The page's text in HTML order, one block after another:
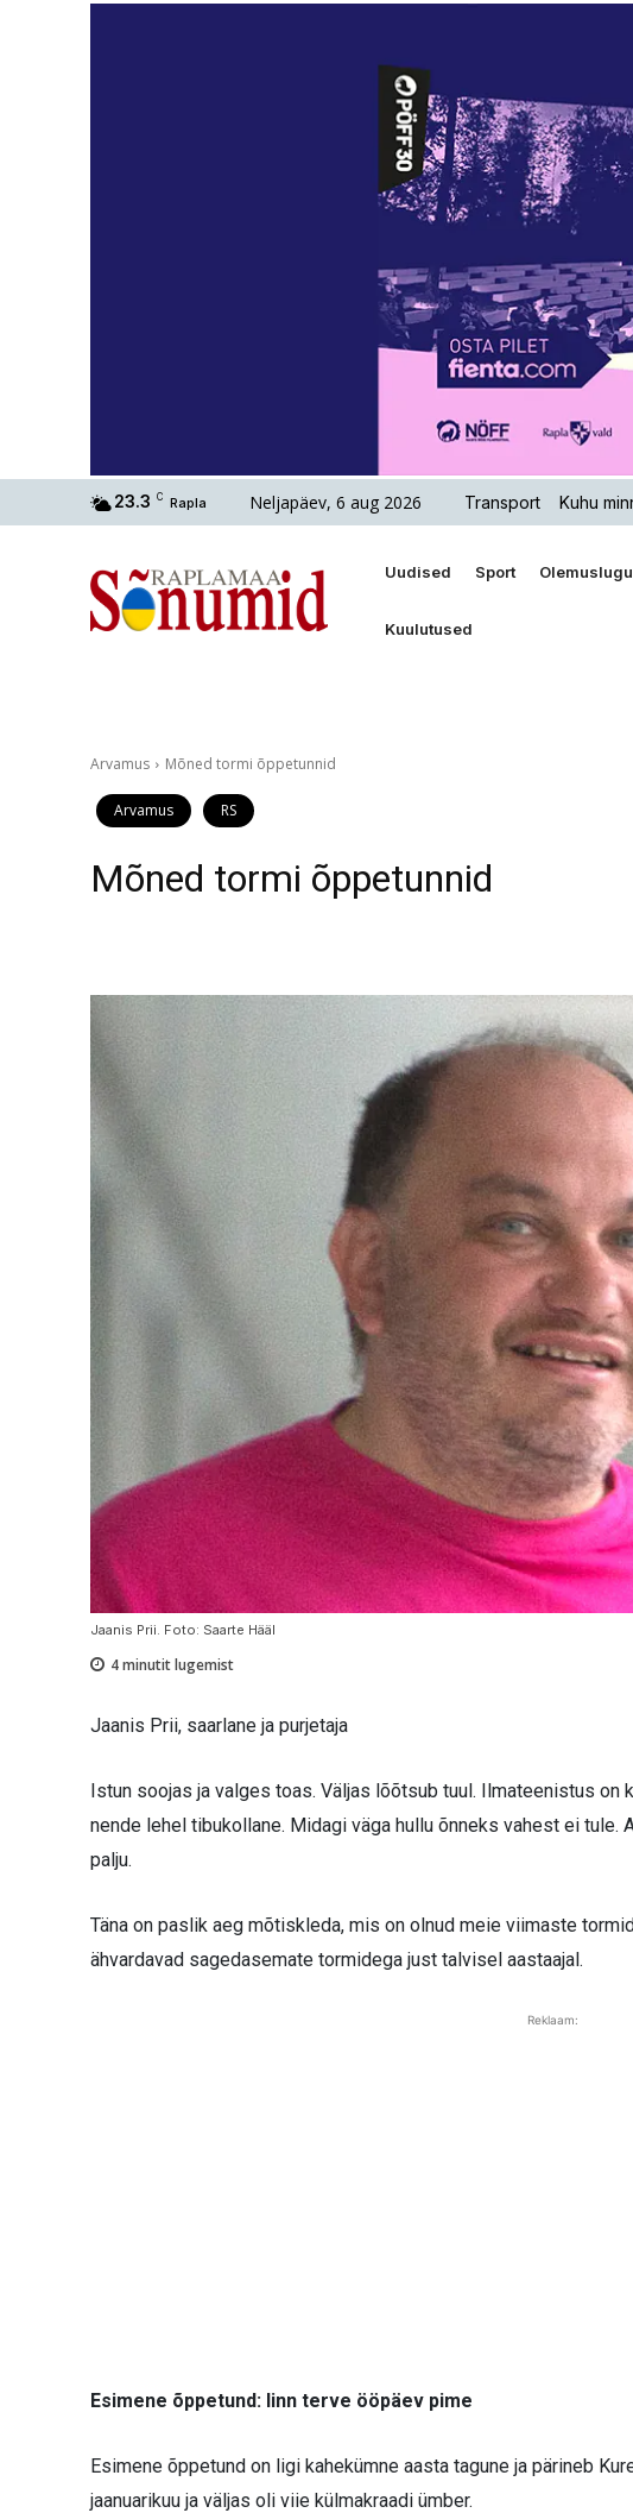
23.3 C Rapla Neljapäev, 6 aug 2026 Transport Kuhu
Uudised Sport Olemuslugu
Kuulutused
Arvamus Mõned tormi õppetunnid
Arvamus RS
Mõned tormi õppetunnid
Jaanis Prii. Foto: Saarte Hääl
4minutit lugemist
Jaanis Prii, saarlane ja purjetaja
Istun soojas ja valges toas. Väljas lõõtsub tuul. Ilmateenistus on
nende lehel tibukollane. Midagi väga hullu õnneks vahest ei tule.
palju.
Täna on paslik aeg mõtiskleda, mis on olnud meie viimaste
ähvardavad sagedasemate tormidega just talvisel aastaajal.
Reklaam:
Esimene õppetund: linn terve ööpäev pime
Esimene õppetund on ligi kahekümne aasta tagune ja pärineb
jaanuarikuu ja väljas oli viie külmakraadi ümber.